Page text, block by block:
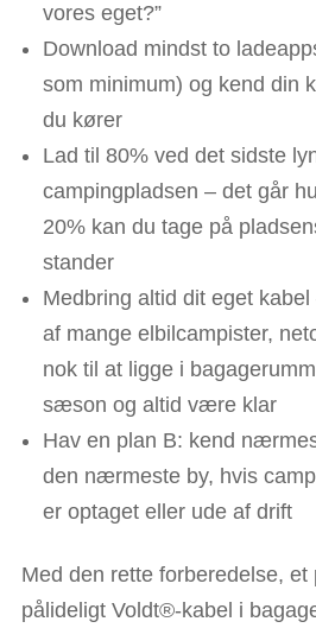
vores eget?”​
Download mindst to
som minimum) og kend din
du kører
Lad til 80% ved det sidste
campingpladsen – det går
20% kan du tage på
stander​
Medbring altid dit eget
af mange elbilcampister,
nok til at ligge i
sæson og altid være klar
Hav en plan B: kend
den nærmeste by, hvis
er optaget eller ude af drift​
Med den rette forberedelse,
pålideligt Voldt®-kabel i